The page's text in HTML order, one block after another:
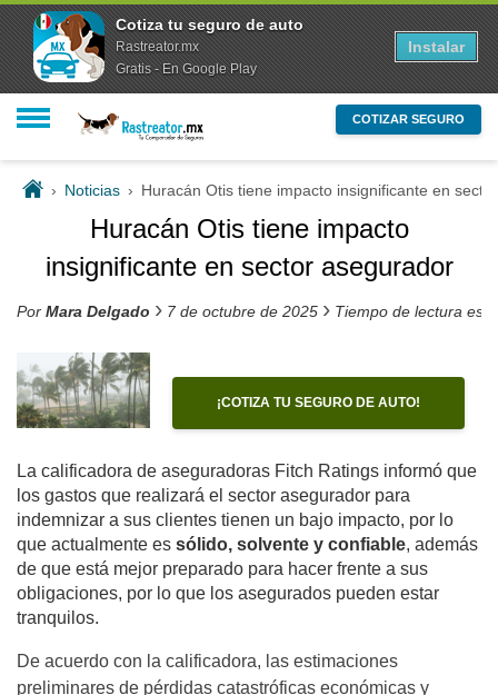
COTIZAR SEGURO
› Noticias › Huracán Otis tiene impacto insignificante en
Huracán Otis tiene impacto
insignificante en sector asegurador
Por Mara Delgado › 7 de octubre de 2025 › Tiempo de lectura
¡COTIZA TU SEGURO DE AUTO!
La calificadora de aseguradoras Fitch Ratings informó que
los gastos que realizará el sector asegurador para
indemnizar a sus clientes tienen un bajo impacto, por lo
que actualmente es sólido, solvente y confiable, además
de que está mejor preparado para hacer frente a sus
obligaciones, por lo que los asegurados pueden estar
tranquilos.
De acuerdo con la calificadora, las estimaciones
preliminares de pérdidas catastróficas económicas y
Cotiza tu seguro de auto
Rastreator.mx
Gratis - En Google Play
Instalar